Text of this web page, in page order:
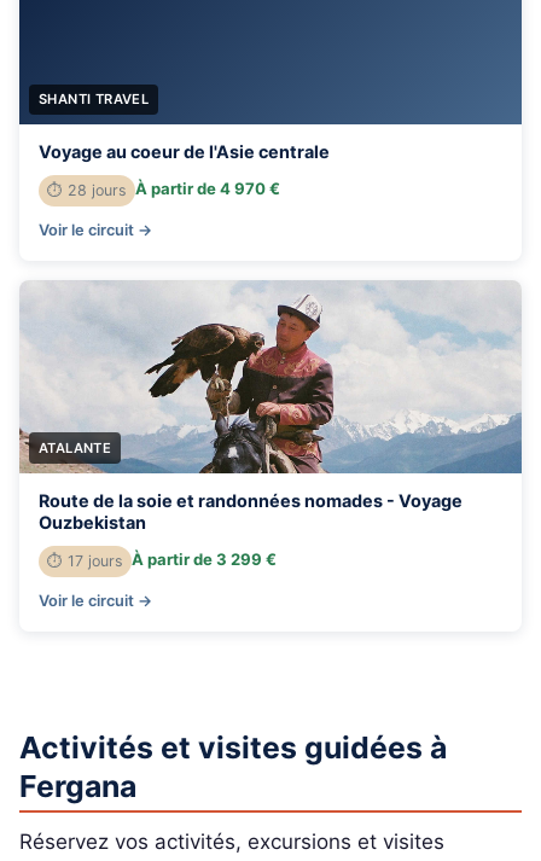
SHANTI TRAVEL
Voyage au coeur de l'Asie centrale
⏱ 28 jours À partir de 4 970 €
Voir le circuit →
ATALANTE
Route de la soie et randonnées nomades - Voyage
Ouzbekistan
⏱ 17 jours À partir de 3 299 €
Voir le circuit →
Activités et visites guidées à
Fergana
Réservez vos activités, excursions et visites